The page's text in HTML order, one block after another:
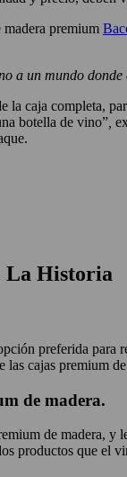
madera premium
a un mundo donde
caja completa,
botella de vino”
La Historia
preferida
cajas premium
de madera.
de madera,
productos que el